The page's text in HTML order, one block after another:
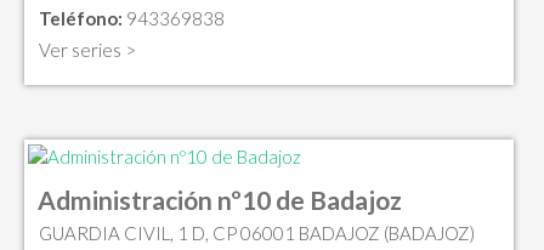
Teléfono: 943369838
Ver series >
Administración nº10 de Badajoz
GUARDIA CIVIL, 1 D, CP 06001 BADAJOZ (BADAJOZ)